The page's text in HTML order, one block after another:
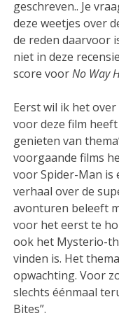
geschreven.. Je
deze weetjes over
de reden daarvoor
niet in deze
score voorNo Way
Eerst wil ik het over
voor deze film
genieten van
voorgaande films
voor Spider-Man
verhaal over de
avonturen beleeft
voor het eerst te
ook het Mysterio-
vinden is. Het
opwachting. Voor
slechts éénmaal
Bites”.